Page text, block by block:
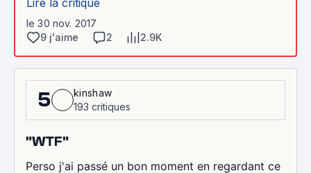
le 30 nov. 2017
9 j'aime
2 2.9K
5
kinshaw
193 critiques
"WTF"
Perso j'ai passé un bon moment en regardant ce